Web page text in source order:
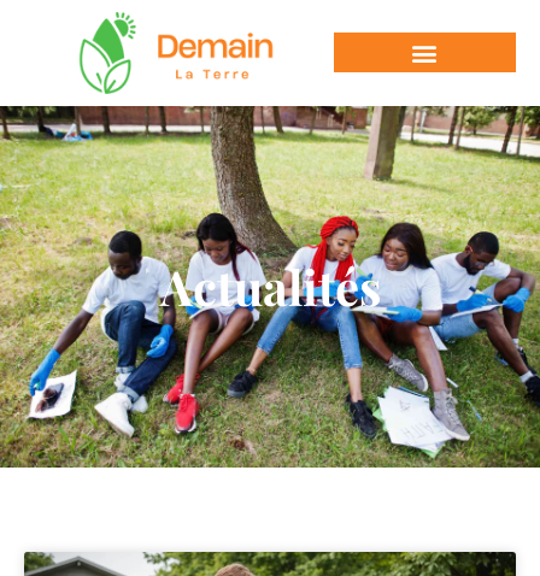
Actualités